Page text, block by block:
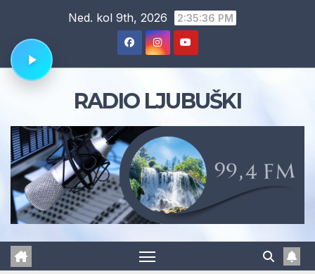
content
Ned. kol 9th, 2026 2:35:37 PM
RADIO LJUBUŠKI